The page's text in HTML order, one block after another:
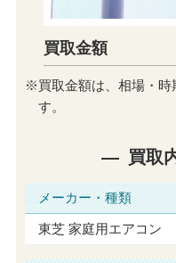
買取金額
※買取金額は、相場・時
す。
買取
メーカー・種類
東芝 家庭用エアコン